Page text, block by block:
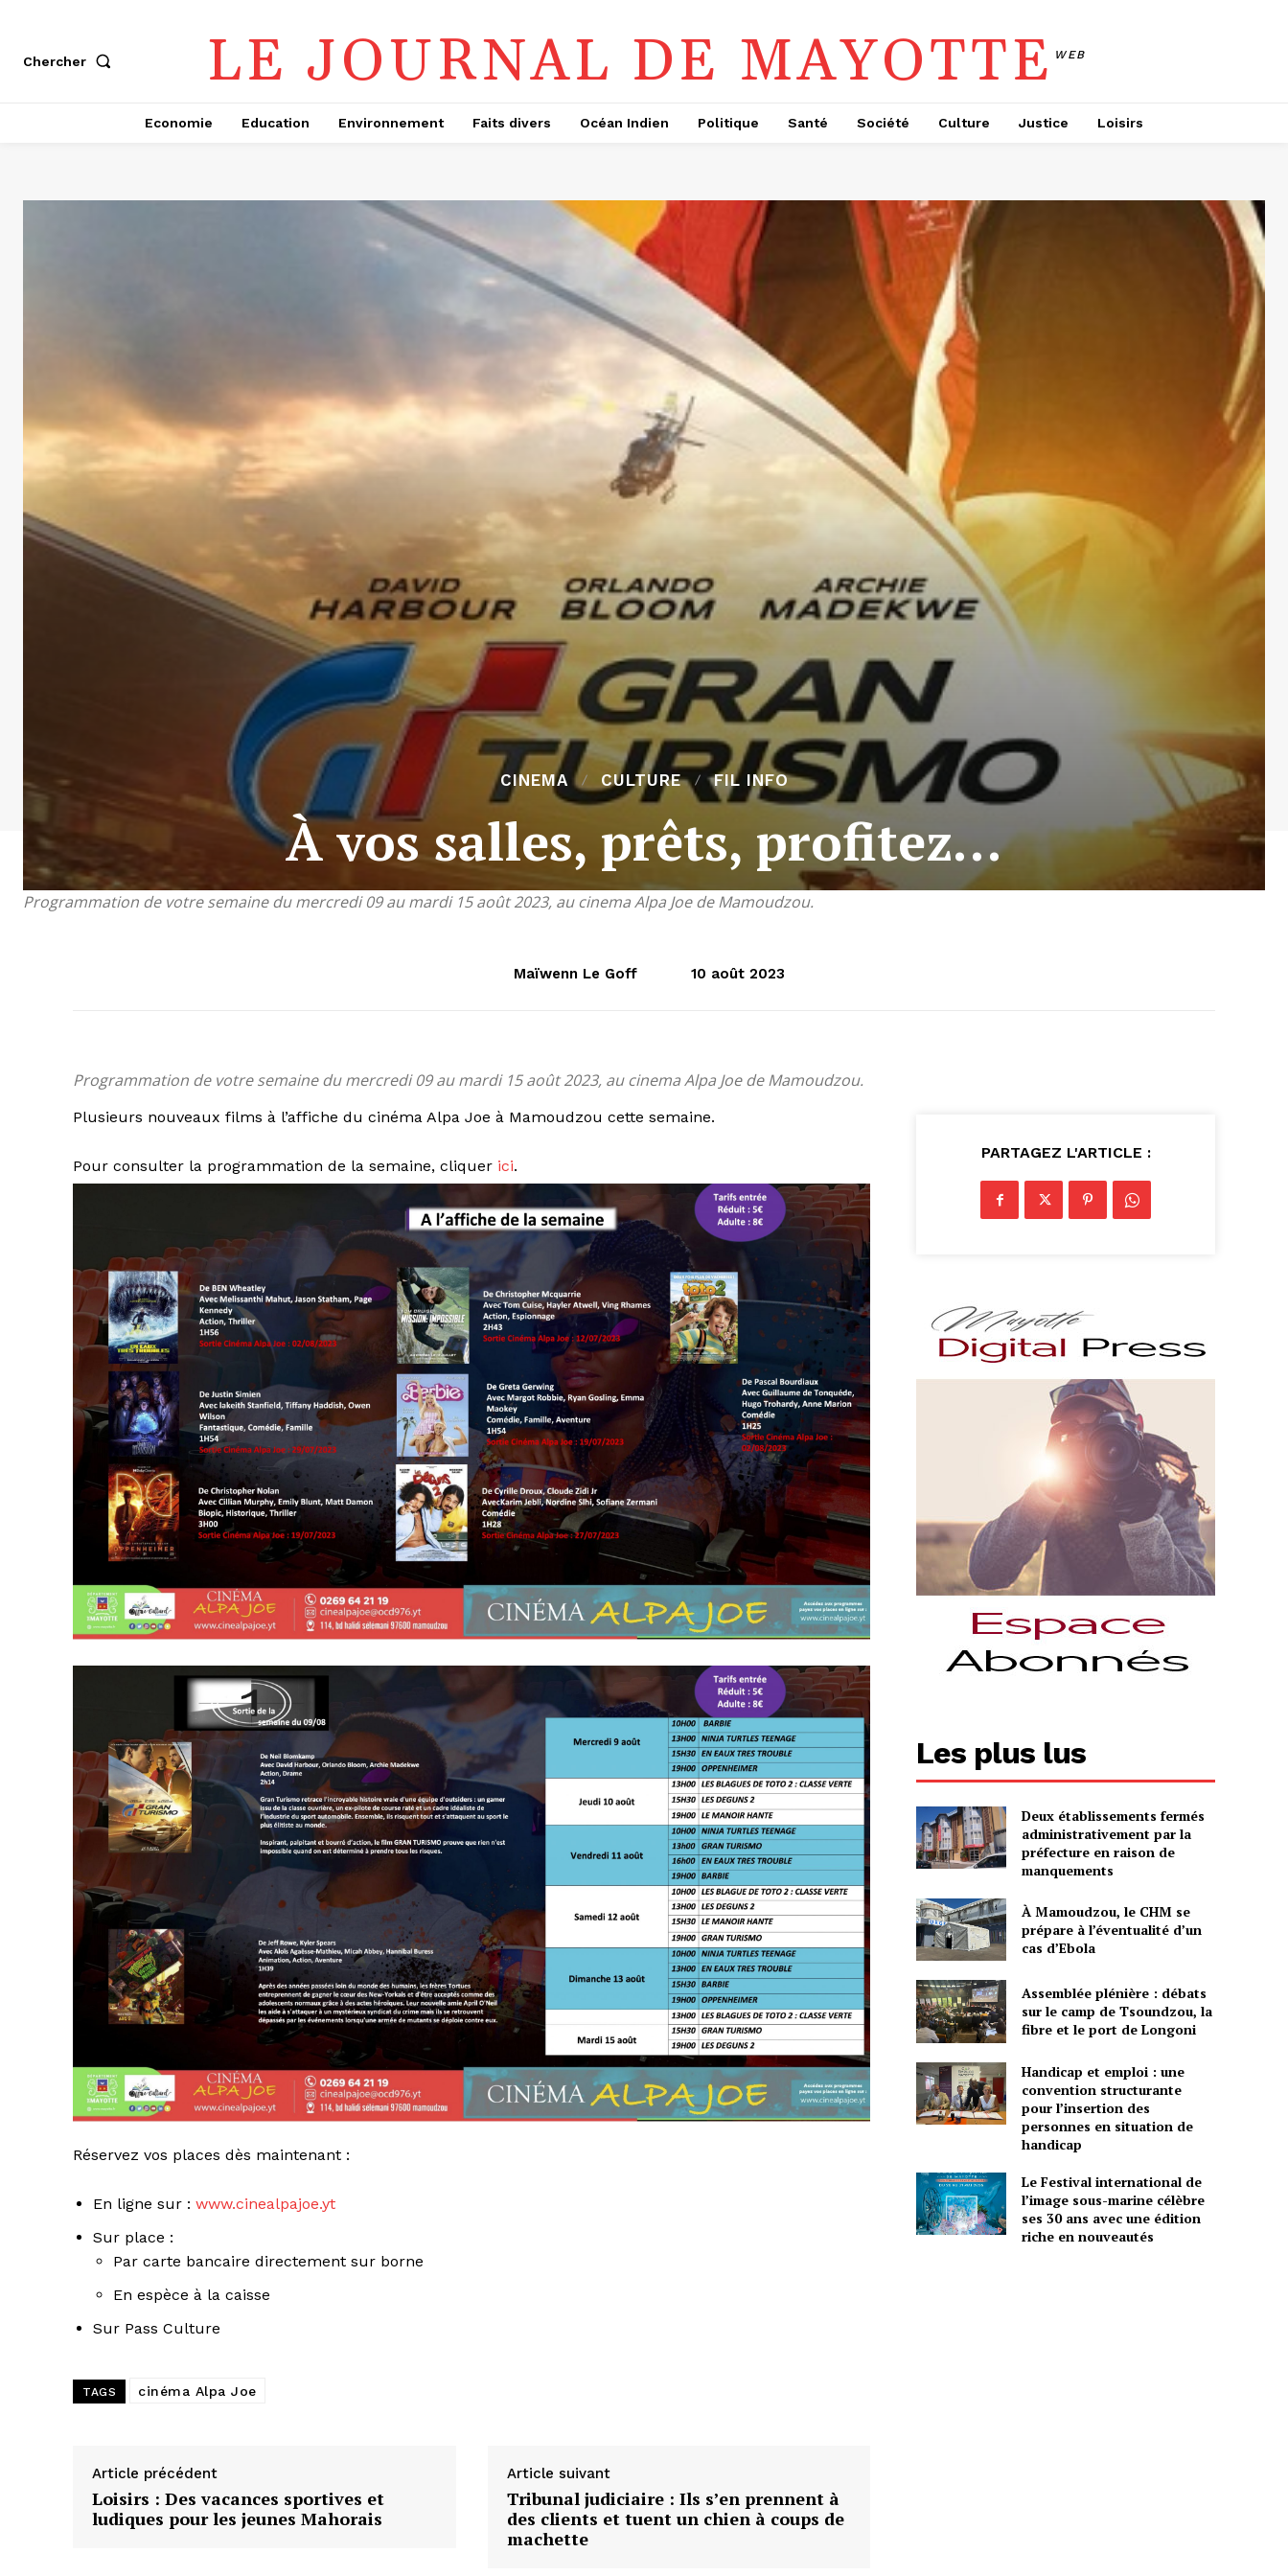
Chercher LE JOURNAL DE MAYOTTE WEB
Economie Education Environnement Faits divers Océan Indien Politique Santé Société Culture Justice Loisirs
Programmation de votre semaine du mercredi 09 au mardi 15 août 2023, au cinema Alpa Joe de Mamoudzou.
CINEMA CULTURE FIL INFO
À vos salles, prêts, profitez…
Maïwenn Le Goff 10 août 2023
Programmation de votre semaine du mercredi 09 au mardi 15 août 2023, au cinema Alpa Joe de Mamoudzou.
Plusieurs nouveaux films à l’affiche du cinéma Alpa Joe à Mamoudzou cette semaine.
Pour consulter la programmation de la semaine, cliquer ici.
Réservez vos places dès maintenant :
En ligne sur : www.cinealpajoe.yt
Sur place :
Par carte bancaire directement sur borne
En espèce à la caisse
Sur Pass Culture
TAGS cinéma Alpa Joe
Article précédent
Loisirs : Des vacances sportives et
ludiques pour les jeunes Mahorais
Article suivant
Tribunal judiciaire : Ils s’en prennent à
des clients et tuent un chien à coups de
machette
PARTAGEZ L'ARTICLE :
Les plus lus
Deux établissements fermés
administrativement par la
préfecture en raison de
manquements
À Mamoudzou, le CHM se
prépare à l’éventualité d’un
cas d’Ebola
Assemblée plénière : débats
sur le camp de Tsoundzou, la
fibre et le port de Longoni
Handicap et emploi : une
convention structurante
pour l’insertion des
personnes en situation de
handicap
Le Festival international de
l’image sous-marine célèbre
ses 30 ans avec une édition
riche en nouveautés